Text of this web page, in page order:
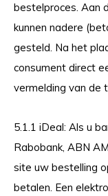
bestelproces. Aan
kunnen nadere
gesteld. Na het
consument direct
vermelding van de
5.1.1 iDeal: Als u
Rabobank, ABN
site uw bestelling
betalen. Een